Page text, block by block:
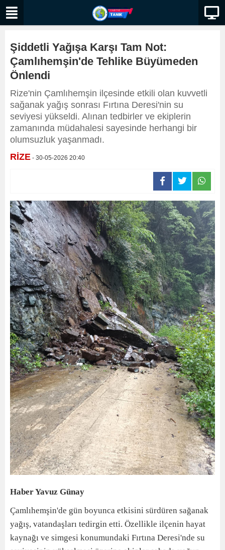
Şiddetli Yağışa Karşı Tam Not:
Çamlıhemşin'de Tehlike Büyümeden
Önlendi
Rize'nin Çamlıhemşin ilçesinde etkili olan kuvvetli
sağanak yağış sonrası Fırtına Deresi'nin su
seviyesi yükseldi. Alınan tedbirler ve ekiplerin
zamanında müdahalesi sayesinde herhangi bir
olumsuzluk yaşanmadı.
RİZE - 30-05-2026 20:40
Haber Yavuz Günay
Çamlıhemşin'de gün boyunca etkisini sürdüren sağanak
yağış, vatandaşları tedirgin etti. Özellikle ilçenin hayat
kaynağı ve simgesi konumundaki Fırtına Deresi'nde su